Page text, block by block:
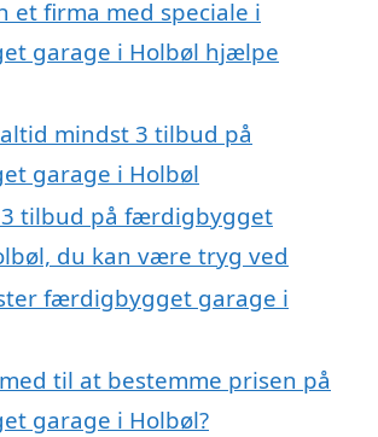
et firma med speciale i
garage i Holbøl hjælpe
mindst 3 tilbud på
garage i Holbøl
3 tilbud på færdigbygget
du kan være tryg ved
færdigbygget garage i
til at bestemme prisen på
garage i Holbøl?